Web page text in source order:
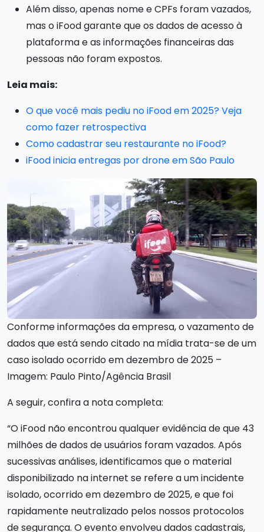
Além disso, apenas nome e CPFs foram vazados,
mas o iFood garante que os dados de acesso à
plataforma e as informações financeiras das
pessoas não foram expostos.
Leia mais:
O que você mais pediu no iFood em 2025? Veja
como fazer retrospectiva
Como cadastrar seu restaurante no iFood?
iFood inicia entregas por drone em São Paulo
Conforme informações da empresa, o vazamento de
dados que está sendo citado na mídia trata-se de um
caso isolado ocorrido em dezembro de 2025 –
Imagem: Paulo Pinto/Agência Brasil
A seguir, confira a nota completa:
“O iFood não encontrou qualquer evidência de que 43
milhões de dados de usuários foram vazados. Após
sucessivas análises, identificamos que o material
disponibilizado na internet se refere a um incidente
isolado, ocorrido em dezembro de 2025, e que foi
rapidamente neutralizado pelos nossos protocolos
de segurança. O evento envolveu dados cadastrais,